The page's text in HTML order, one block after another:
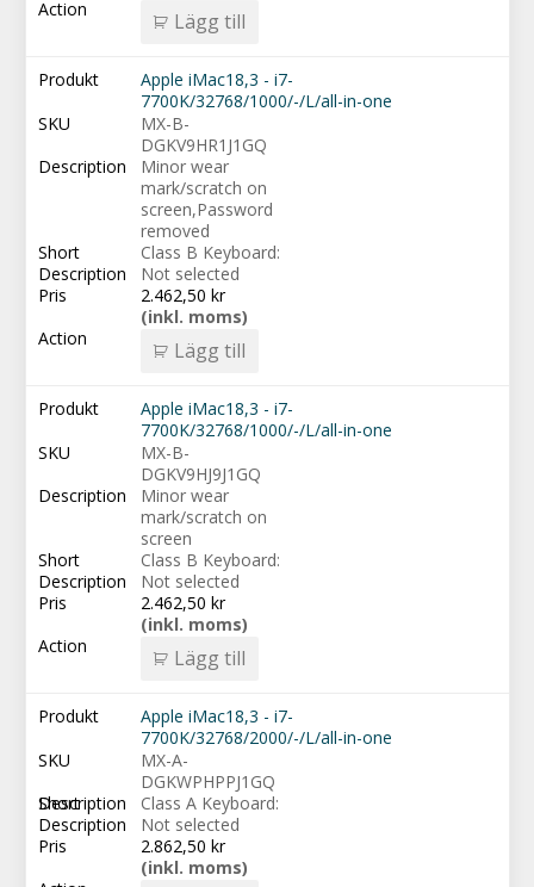
Lägg till
Apple iMac18,3 - i7-
7700K/32768/1000/-/L/all-in-one
MX-B-
DGKV9HR1J1GQ
Minor wear
mark/scratch on
screen,Password
removed
Class B Keyboard:
Not selected
2.462,50 kr
(inkl. moms)
Lägg till
Apple iMac18,3 - i7-
7700K/32768/1000/-/L/all-in-one
MX-B-
DGKV9HJ9J1GQ
Minor wear
mark/scratch on
screen
Class B Keyboard:
Not selected
2.462,50 kr
(inkl. moms)
Lägg till
Apple iMac18,3 - i7-
7700K/32768/2000/-/L/all-in-one
MX-A-
DGKWPHPPJ1GQ
Class A Keyboard:
Not selected
2.862,50 kr
(inkl. moms)